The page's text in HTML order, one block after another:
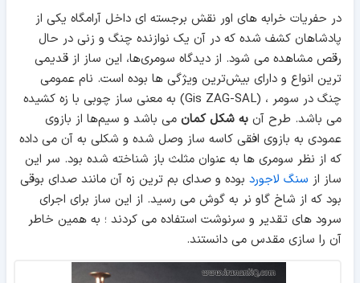
در حفریات خرابه های اور نقش برجسته ای داخل آرامگاه یکی از
پادشاهان کشف شده که در آن یک نوازنده چنگ و زنی در حال
رقص مشاهده می شود. از ديدگاه سومری‌ها، اين ساز از قديمی
‌ترين انواع و دارای بيش‌ترين ويژگی ها بوده است. نام عمومی
چنگ در سومر ، (Gis ZAG-SAL) به معنی ساز چوبی با زه ‌كشيده
می باشد. طرح آن به ‌شكل كمان می ‌باشد و سيم‌ها از بازوی
عمودی به بازوی افقی كاسه ساز وصل ‌شده و شكلی به آن می داده
كه از نظر سومری ‌ها به ‌عنوان مثلث باز شناخته شده بود. سر این
ساز از سنگ لاجورد بوده و صدای بم ترین زه آن مانند صدای بوقی
بود که از شاخ گاو نر به گوش می رسید. از این ساز برای اجرای
سرود های تقدیر و سرنوشت استفاده می کردند ؛ به همین خاطر
آن را سازی مقدس می دانستند.